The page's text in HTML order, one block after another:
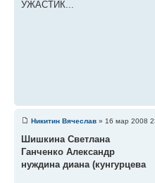
УЖАСТИК...
Никитин Вячеслав » 16 мар 2008
Шишкина Светлана
Ганченко Александр
нуждина диана (кунгурцева